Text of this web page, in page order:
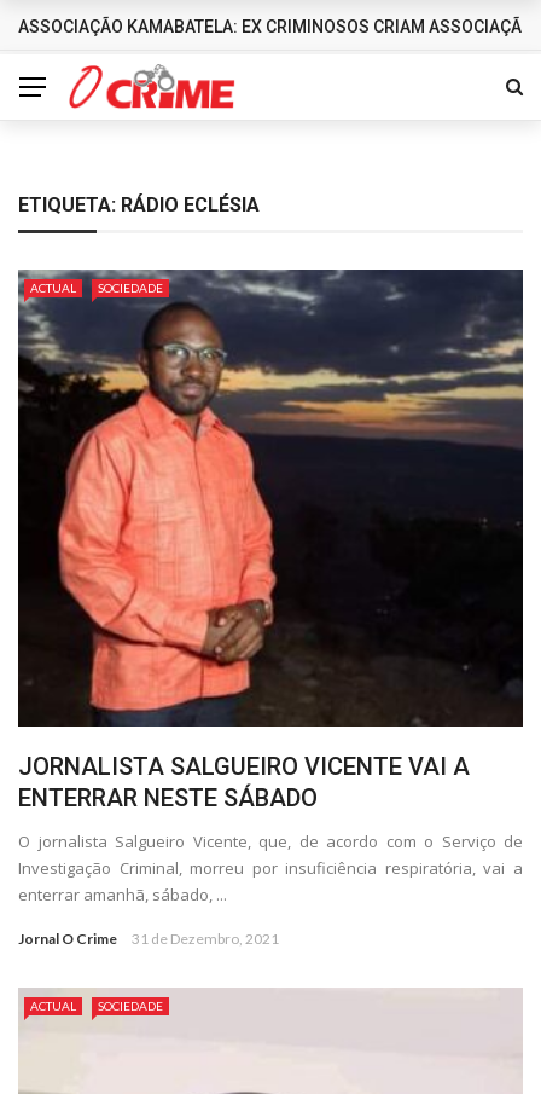
DESTAQUES
ASSOCIAÇÃO KAMABATELA: EX CRIMINOSOS CRIAM
ETIQUETA: RÁDIO ECLÉSIA
ACTUAL SOCIEDADE
JORNALISTA SALGUEIRO VICENTE VAI A
ENTERRAR NESTE SÁBADO
O jornalista Salgueiro Vicente, que, de acordo com o Serviço de
Investigação Criminal, morreu por insuficiência respiratória, vai a
enterrar amanhã, sábado, ...
Jornal O Crime 31 de Dezembro, 2021
ACTUAL SOCIEDADE